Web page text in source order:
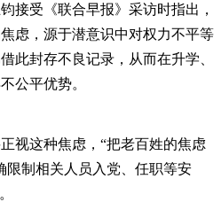
接受《联合早报》采访时指出，
虑，源于潜意识中对权力不平等
此封存不良记录，从而在升学、
公平优势。
视这种焦虑，“把老百姓的焦虑
限制相关人员入党、任职等安